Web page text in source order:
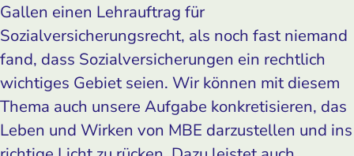
Gallen einen Lehrauftrag für
Sozialversicherungsrecht, als noch fast niemand
fand, dass Sozialversicherungen ein rechtlich
wichtiges Gebiet seien. Wir können mit diesem
Thema auch unsere Aufgabe konkretisieren, das
Leben und Wirken von MBE darzustellen und ins